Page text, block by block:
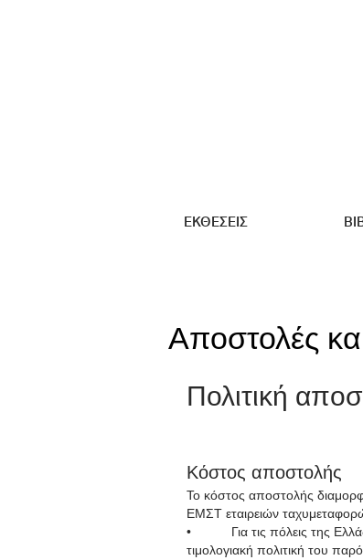
ΕΚΘΕΣΕΙΣ
Αποστολές
Πολιτική
Κόστος αποστολής
Το κόστος αποστολής
ΕΜΣΤ εταιρειών
• Για τις πόλεις της
τιμολογιακή πολιτική του